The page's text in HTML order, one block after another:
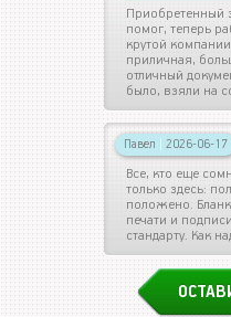
Приобретенный
помог, теперь
крутой
приличная,
отличный
было, взяли на
Павел | 2026-06-17
Все, кто еще
только здесь:
положено.
печати и
стандарту. Как